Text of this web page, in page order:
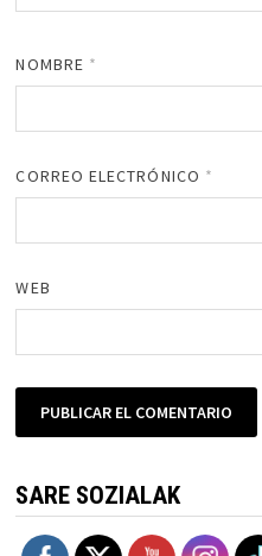
NOMBRE *
CORREO ELECTRÓNICO *
WEB
SARE SOZIALAK